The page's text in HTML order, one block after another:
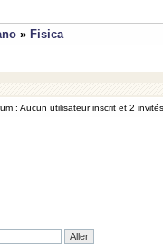
» Fisica
: Aucun utilisateur inscrit et 2 invités